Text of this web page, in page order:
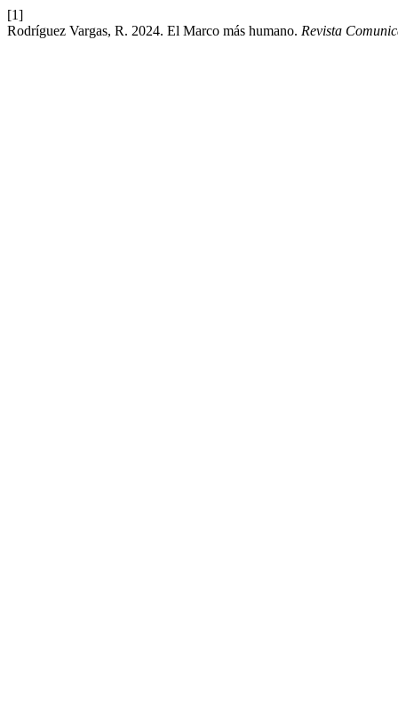
[1]
Rodríguez Vargas, R. 2024. El Marco más humano. Revista